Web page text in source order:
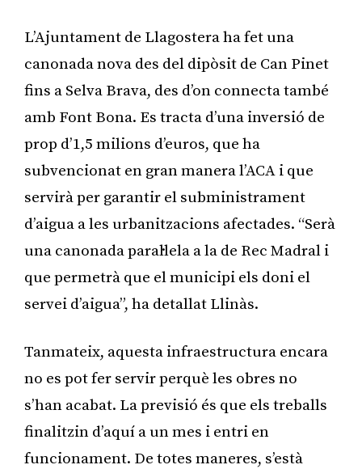
L’Ajuntament de Llagostera ha fet una
canonada nova des del dipòsit de Can Pinet
fins a Selva Brava, des d’on connecta també
amb Font Bona. Es tracta d’una inversió de
prop d’1,5 milions d’euros, que ha
subvencionat en gran manera l’ACA i que
servirà per garantir el subministrament
d’aigua a les urbanitzacions afectades. “Serà
una canonada paral·lela a la de Rec Madral i
que permetrà que el municipi els doni el
servei d’aigua”, ha detallat Llinàs.
Tanmateix, aquesta infraestructura encara
no es pot fer servir perquè les obres no
s’han acabat. La previsió és que els treballs
finalitzin d’aquí a un mes i entri en
funcionament. De totes maneres, s’està